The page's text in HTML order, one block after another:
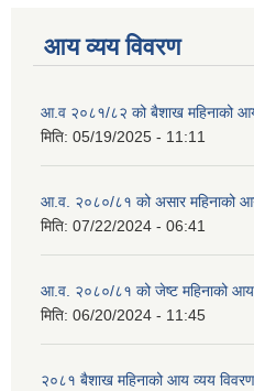
आय व्यय विवरण
आ.व २०८१/८२ को बैशाख महिनाको
मिति: 05/19/2025 - 11:11
आ.व. २०८०/८१ को असार महिनाको
मिति: 07/22/2024 - 06:41
आ.व. २०८०/८१ को जेष्ट महिनाको आय
मिति: 06/20/2024 - 11:45
२०८१ बैशाख महिनाको आय व्यय